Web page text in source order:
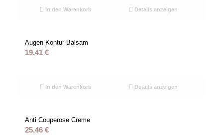
In den Warenkorb Details anzeigen
Augen Kontur Balsam
19,41 €
In den Warenkorb Details anzeigen
Anti Couperose Creme
25,46 €